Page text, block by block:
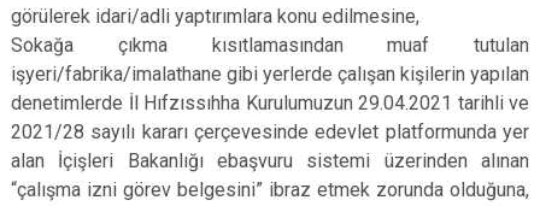
görülerek idari/adli yaptırımlara konu edilmesine,
Sokağa çıkma kısıtlamasından muaf tutulan
işyeri/fabrika/imalathane gibi yerlerde çalışan kişilerin yapılan
denetimlerde İl Hıfzıssıhha Kurulumuzun 29.04.2021 tarihli ve
2021/28 sayılı kararı çerçevesinde e­devlet platformunda yer
alan İçişleri Bakanlığı e­başvuru sistemi üzerinden alınan
“çalışma izni görev belgesini” ibraz etmek zorunda olduğuna,